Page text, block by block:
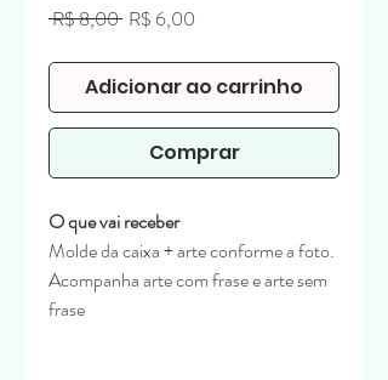
R$ 8,00 Preço
R$ 6,00
Adicionar ao carrinho
Comprar
O que vai receber
Molde da caixa + arte conforme a foto.
Acompanha arte com frase e arte sem
frase